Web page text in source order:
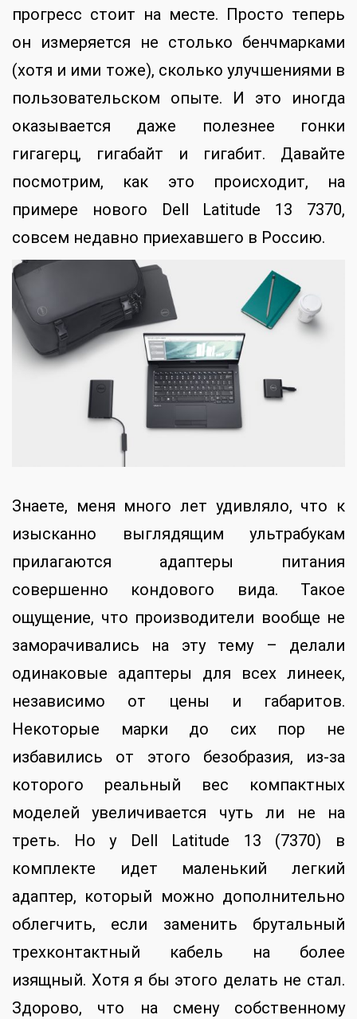
прогресс стоит на месте. Просто теперь
он измеряется не столько бенчмарками
(хотя и ими тоже), сколько улучшениями в
пользовательском опыте. И это иногда
оказывается даже полезнее гонки
гигагерц, гигабайт и гигабит. Давайте
посмотрим, как это происходит, на
примере нового Dell Latitude 13 7370,
совсем недавно приехавшего в Россию.
Знаете, меня много лет удивляло, что к
изысканно выглядящим ультрабукам
прилагаются адаптеры питания
совершенно кондового вида. Такое
ощущение, что производители вообще не
заморачивались на эту тему – делали
одинаковые адаптеры для всех линеек,
независимо от цены и габаритов.
Некоторые марки до сих пор не
избавились от этого безобразия, из-за
которого реальный вес компактных
моделей увеличивается чуть ли не на
треть. Но у Dell Latitude 13 (7370) в
комплекте идет маленький легкий
адаптер, который можно дополнительно
облегчить, если заменить брутальный
трехконтактный кабель на более
изящный. Хотя я бы этого делать не стал.
Здорово, что на смену собственному